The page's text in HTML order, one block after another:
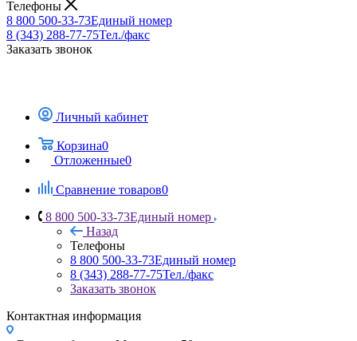
Телефоны
8 800 500-33-73Единый номер
8 (343) 288-77-75Тел./факс
Заказать звонок
Личный кабинет
Корзина0
Отложенные0
Сравнение товаров0
8 800 500-33-73Единый номер
Назад
Телефоны
8 800 500-33-73Единый номер
8 (343) 288-77-75Тел./факс
Заказать звонок
Контактная информация